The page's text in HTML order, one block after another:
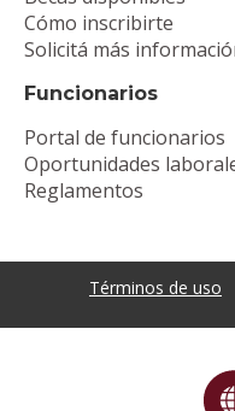
Cómo inscribirte
Solicitá más
Funcionarios
Portal de funcionarios
Oportunidades
Reglamentos
Términos de uso